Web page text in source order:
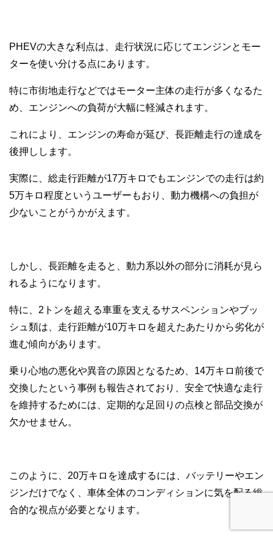
PHEVの大きな利点は、走行状況に応じてエンジンとモー
ターを使い分ける点にあります。
特に市街地走行などではモーター主体の走行が多くなるた
め、エンジンへの負荷が大幅に軽減されます。
これにより、エンジンの寿命が延び、長距離走行の達成を
後押しします。
実際に、総走行距離が17万キロでもエンジンでの走行は約
5万キロ程度というユーザーもおり、動力機構への負担が
少ないことがうかがえます。
しかし、長距離を走ると、動力系以外の部分に消耗が見ら
れるようになります。
特に、2トンを超える車重を支えるサスペンションやブッ
シュ類は、走行距離が10万キロを超えたあたりから劣化が
進む傾向があります。
乗り心地の悪化や異音の原因となるため、14万キロ前後で
交換したという事例も報告されており、安全で快適な走行
を維持するためには、定期的な足回りの点検と部品交換が
欠かせません。
このように、20万キロを達成するには、バッテリーやエン
ジンだけでなく、車体全体のコンディションに気を配る総
合的な視点が必要となります。